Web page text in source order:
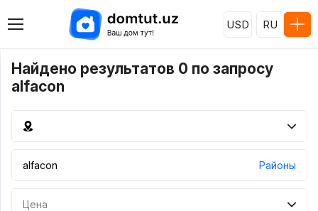
USD RU
Найдено результатов 0 по запросу
alfacon
Районы
Цена